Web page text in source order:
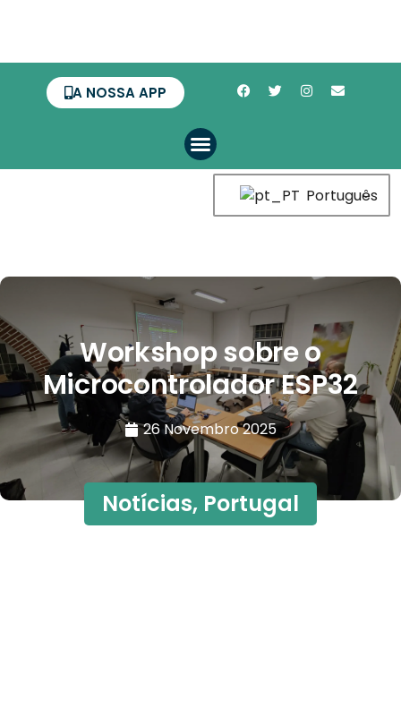
A NOSSA APP
Português
Workshop sobre o
Microcontrolador ESP32
26 Novembro 2025
Notícias, Portugal